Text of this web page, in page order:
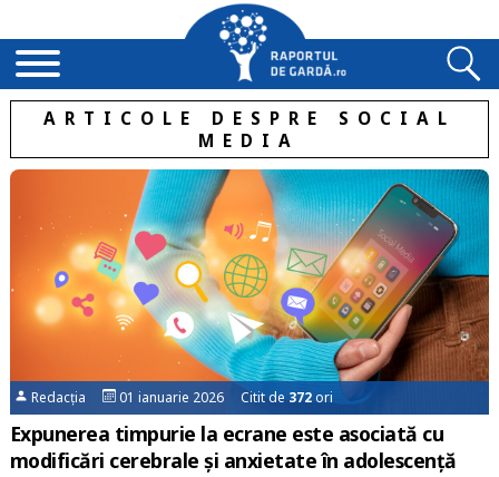
ARTICOLE DESPRE SOCIAL
MEDIA
Redacția 01 ianuarie 2026 Citit de372ori
Expunerea timpurie la ecrane este asociată cu
modificări cerebrale și anxietate în adolescență